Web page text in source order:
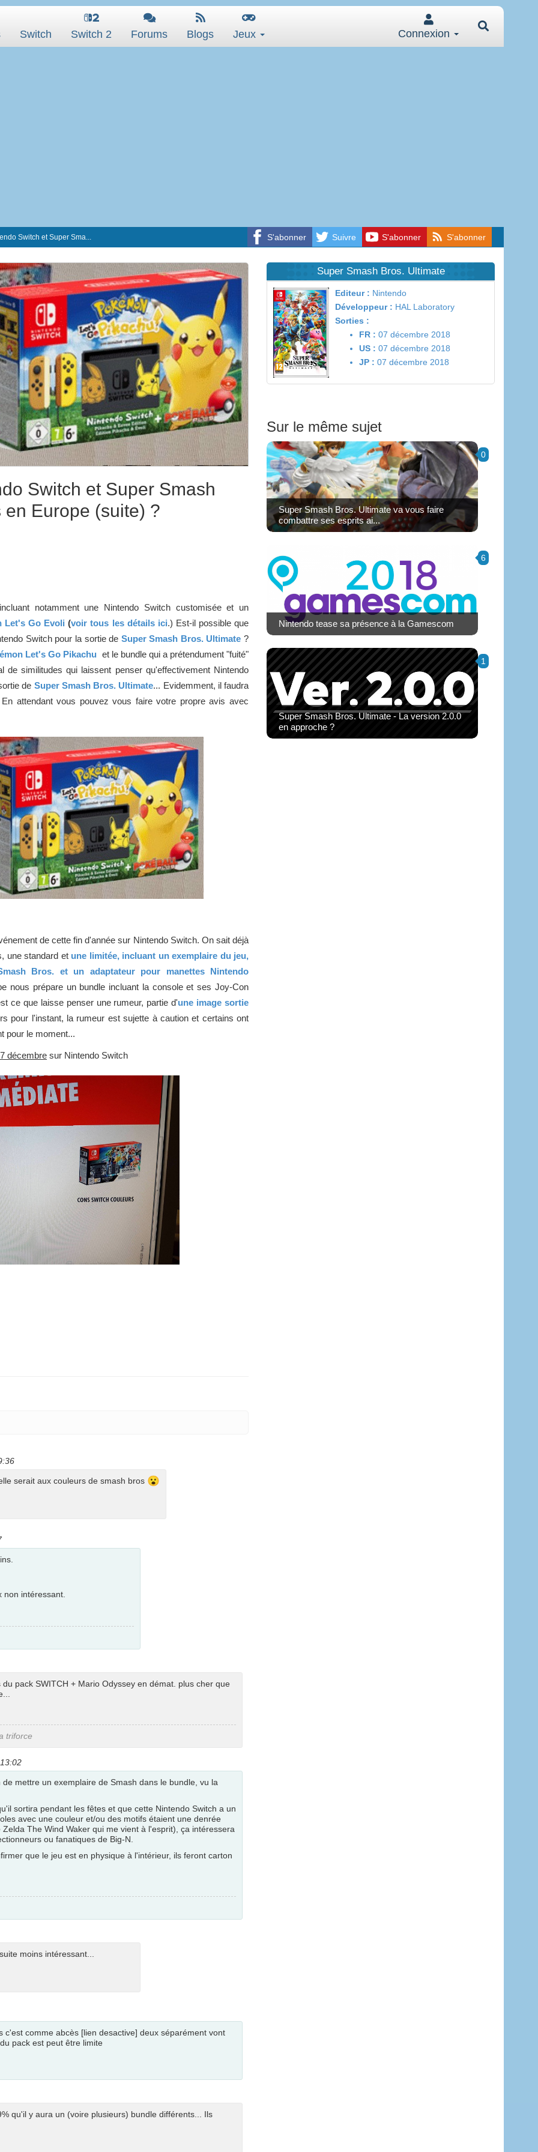
Switch Switch 2 Forums Blogs Jeux Connexion
S'abonner Suivre S'abonner S'abonner
Switch et Super Sma...
Switch et Super Smash
Europe (suite) ?
notamment une Nintendo Switch customisée et un
Let's Go Evoli (voir tous les détails ici.) Est-il possible que
Switch pour la sortie de Super Smash Bros. Ultimate ?
Let's Go Pikachu et le bundle qui a prétendument "fuité"
de similitudes qui laissent penser qu'effectivement Nintendo
de Super Smash Bros. Ultimate... Evidemment, il faudra
attendant vous pouvez vous faire votre propre avis avec
de cette fin d'année sur Nintendo Switch. On sait déjà
une standard et une limitée, incluant un exemplaire du jeu,
Bros. et un adaptateur pour manettes Nintendo
nous prépare un bundle incluant la console et ses Joy-Con
ce que laisse penser une rumeur, partie d'une image sortie
pour l'instant, la rumeur est sujette à caution et certains ont
pour le moment...
décembre sur Nintendo Switch
serait aux couleurs de smash bros 😮
intéressant.
pack SWITCH + Mario Odyssey en démat. plus cher que
triforce
mettre un exemplaire de Smash dans le bundle, vu la
sortira pendant les fêtes et que cette Nintendo Switch a un
avec une couleur et/ou des motifs étaient une denrée
The Wind Waker qui me vient à l'esprit), ça intéressera
ou fanatiques de Big-N.
que le jeu est en physique à l'intérieur, ils feront carton
moins intéressant...
c'est comme abcès [lien desactive] deux séparément vont
pack est peut être limite
qu'il y aura un (voire plusieurs) bundle différents... Ils
Super Smash Bros. Ultimate
Editeur : Nintendo
Développeur : HAL Laboratory
Sorties :
FR : 07 décembre 2018
US : 07 décembre 2018
JP : 07 décembre 2018
Sur le même sujet
0
Super Smash Bros. Ultimate va vous faire
combattre ses esprits ai...
6
Nintendo tease sa présence à la Gamescom
1
Super Smash Bros. Ultimate - La version 2.0.0
en approche ?